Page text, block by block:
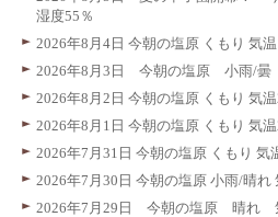
湿度55％
2026年8月4日 今朝の塩原 くもり 気
2026年8月3日 今朝の塩原 小雨/
2026年8月2日 今朝の塩原 くもり 気
2026年8月1日 今朝の塩原 くもり 気
2026年7月31日 今朝の塩原 くもり 気
2026年7月30日 今朝の塩原 小雨/晴
2026年7月29日 今朝の塩原 晴れ